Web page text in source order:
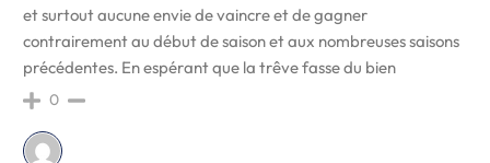
et surtout aucune envie de vaincre et de gagner
contrairement au début de saison et aux nombreuses saisons
précédentes. En espérant que la trêve fasse du bien
0